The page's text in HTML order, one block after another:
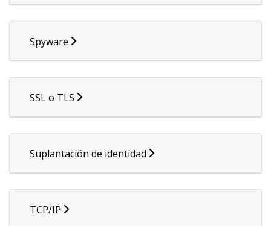
Spyware
SSL o TLS
Suplantación de identidad
TCP/IP